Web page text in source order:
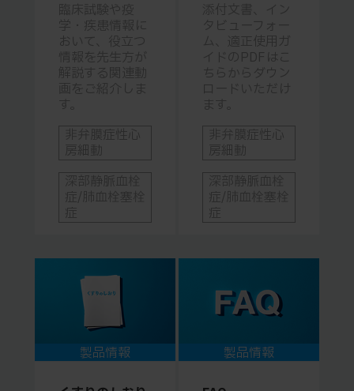
臨床試験や疫
学・疾患情報に
おいて、役立つ
情報を先生方が
解説する関連動
画をご紹介しま
す。
非弁膜症性心
房細動
深部静脈血栓
症/肺血栓塞栓
症
添付文書、イン
タビューフォー
ム、適正使用ガ
イドのPDFはこ
ちらからダウン
ロードいただけ
ます。
非弁膜症性心
房細動
深部静脈血栓
症/肺血栓塞栓
症
製品情報 製品情報